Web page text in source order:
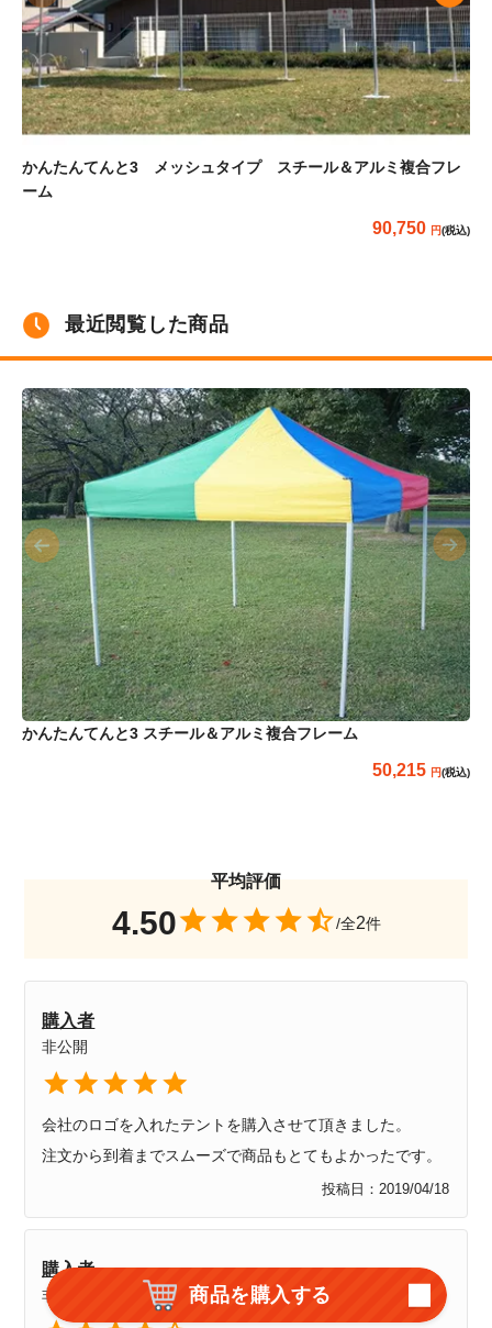
かんたんてんと3 メッシュタイプ スチール＆アルミ複合フレ
ーム
90,750 (税込)
最近閲覧した商品
かんたんてんと3 スチール＆アルミ複合フレーム
50,215 (税込)
4.50 2
購入者
非公開
投稿日 2019/04/18
会社のロゴを入れたテントを購入させて頂きました。
注文から到着までスムーズで商品もとてもよかったです。
購入者
非公開 商品を購入する